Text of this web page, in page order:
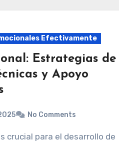
Efectivamente
Estrategias de
y Apoyo
No Comments